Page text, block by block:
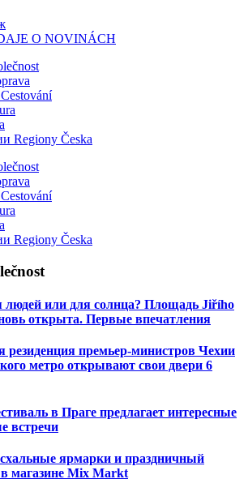
O NOVINÁCH
Regiony Česka
Regiony Česka
или для солнца? Площадь Jiřího
открыта. Первые впечатления
резиденция премьер-министров Чехии
метро открывают свои двери 6
в Праге предлагает интересные
встречи
ярмарки и праздничный
в магазине Mix Markt